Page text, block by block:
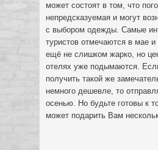
может состоят в том, что
непредсказуемая и могут
с выбором одежды. Самые
туристов отмечаются в мае
ещё не слишком жарко, но
отелях уже подымаются.
получить такой же
немного дешевле, то
осенью. Но будьте готовы к
может подарить Вам